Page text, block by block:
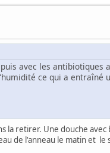
avec les antibiotiques
ce qui a entraîné
la retirer. Une douche avec
de l'anneau le matin et le